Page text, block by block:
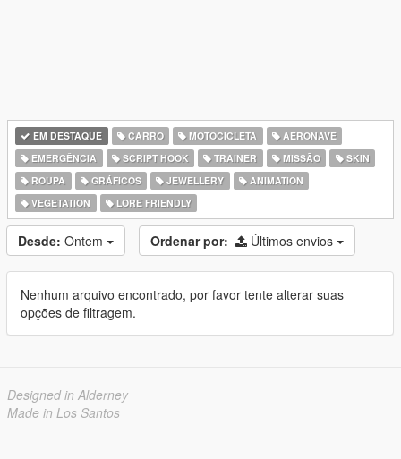
EM DESTAQUE CARRO MOTOCICLETA
AERONAVE
EMERGÊNCIA
SCRIPT HOOK TRAINER MISSÃO
SKIN
ROUPA
GRÁFICOS JEWELLERY
ANIMATION
VEGETATION
LORE FRIENDLY
Desde: Ontem Ordenar por: Últimos envios
Nenhum arquivo encontrado, por favor tente alterar suas
opções de filtragem.
Designed in Alderney
Made in Los Santos